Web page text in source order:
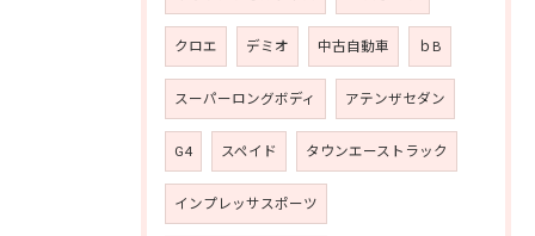
クロエ デミオ 中古自動車 ｂB
スーパーロングボディ アテンザセダン
G4 スペイド タウンエーストラック
インプレッサスポーツ